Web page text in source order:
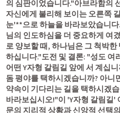
의 심판이었습니다."아브라함의
자신에게 불리해 보이는 오른쪽
눈'**으로 하늘을 바라보았습니
님의 인도하심을 더 중요하게 여
로 양보할 때, 하나님은 그 척박
하십니다."도전 및 결론: "성도 여
어떤 Y자형 갈림길 앞에 서 계십
돔 평야를 택하시겠습니까? 아니
약속이 기다리는 길을 택하시겠
바라보십시오!"이 'Y자형 갈림길'
문의 지리적 상황과 신앙적 선택